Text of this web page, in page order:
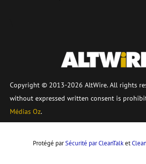
Copyright © 2013-2026 AltWire. All rights
without expressed written consent is
Médias Oz.
Protégé parSécurité par CleanTalket